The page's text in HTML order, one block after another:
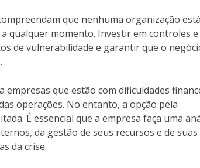
que nenhuma organização
qualquer momento. Investir em controles e
de vulnerabilidade e garantir que o
que estão com dificuldades
operações. No entanto, a opção pela
É essencial que a empresa faça uma
da gestão de seus recursos e de suas
da crise.